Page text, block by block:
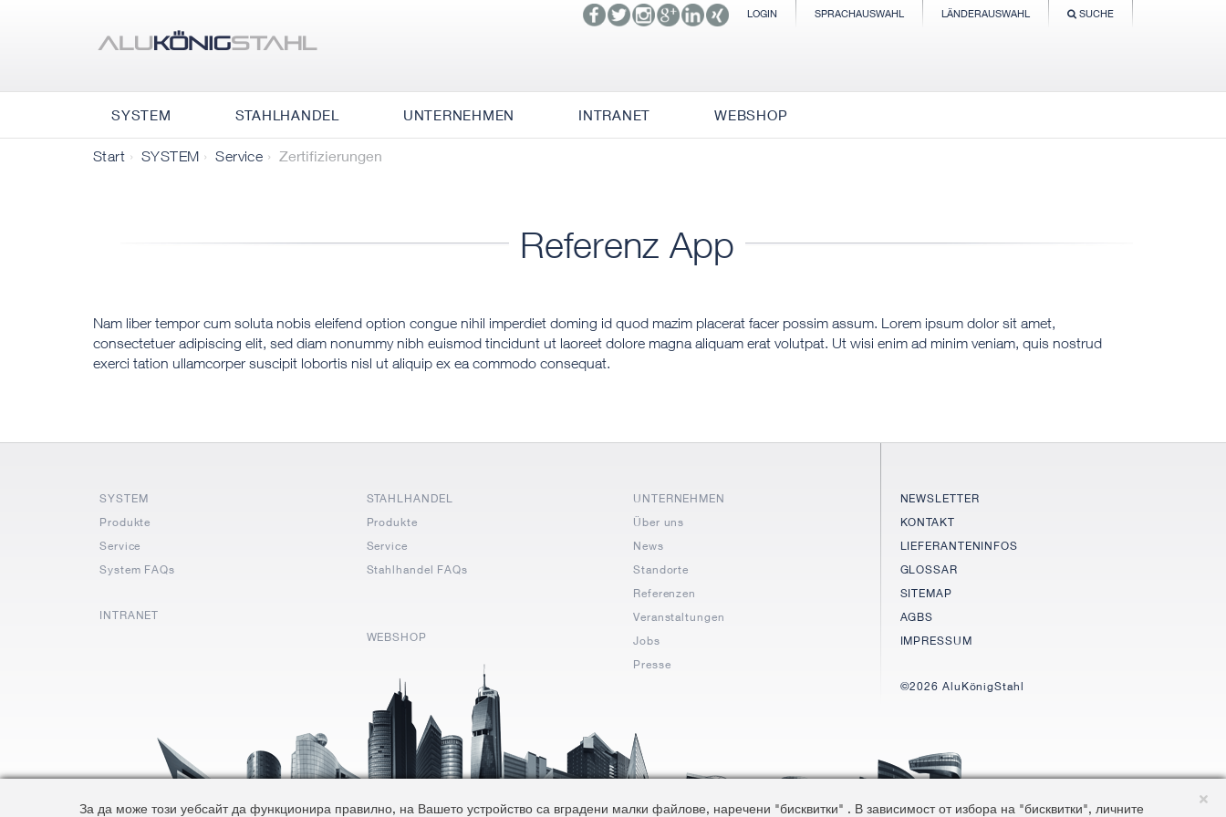
LOGIN SPRACHAUSWAHL LÄNDERAUSWAHL SUCHE
SYSTEM STAHLHANDEL UNTERNEHMEN INTRANET WEBSHOP
Start SYSTEM Service Zertifizierungen
Referenz App
Nam liber tempor cum soluta nobis eleifend option congue nihil imperdiet doming id quod mazim placerat facer possim assum. Lorem ipsum dolor sit amet,
consectetuer adipiscing elit, sed diam nonummy nibh euismod tincidunt ut laoreet dolore magna aliquam erat volutpat. Ut wisi enim ad minim veniam, quis nostrud
exerci tation ullamcorper suscipit lobortis nisl ut aliquip ex ea commodo consequat.
SYSTEM
Produkte
Service
System FAQs
INTRANET
STAHLHANDEL
Produkte
Service
Stahlhandel FAQs
WEBSHOP
UNTERNEHMEN
Über uns
News
Standorte
Referenzen
Veranstaltungen
Jobs
Presse
NEWSLETTER
KONTAKT
LIEFERANTENINFOS
GLOSSAR
SITEMAP
AGBS
IMPRESSUM
©2026 AluKönigStahl
За да може този уебсайт да функционира правилно, на Вашето устройство са вградени малки файлове, наречени "бисквитки" . В зависимост от избора на "бисквитки", личните